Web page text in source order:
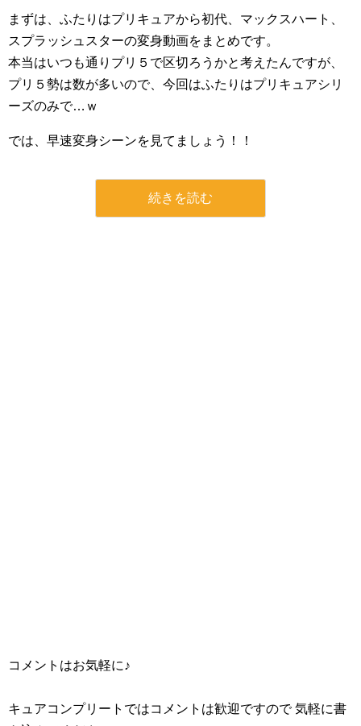
まずは、ふたりはプリキュアから初代、マックスハート、
スプラッシュスターの変身動画をまとめです。
本当はいつも通りプリ５で区切ろうかと考えたんですが、
プリ５勢は数が多いので、今回はふたりはプリキュアシリ
ーズのみで…ｗ
では、早速変身シーンを見てましょう！！
続きを読む
コメントはお気軽に♪
キュアコンプリートではコメントは歓迎ですので 気軽に書